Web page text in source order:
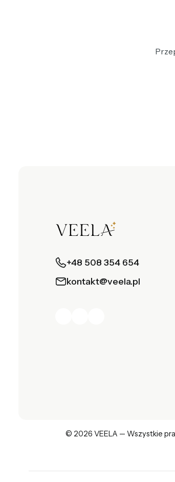
+48 508 354 654
kontakt@veela.pl
© 2026 VEELA — Wszystkie